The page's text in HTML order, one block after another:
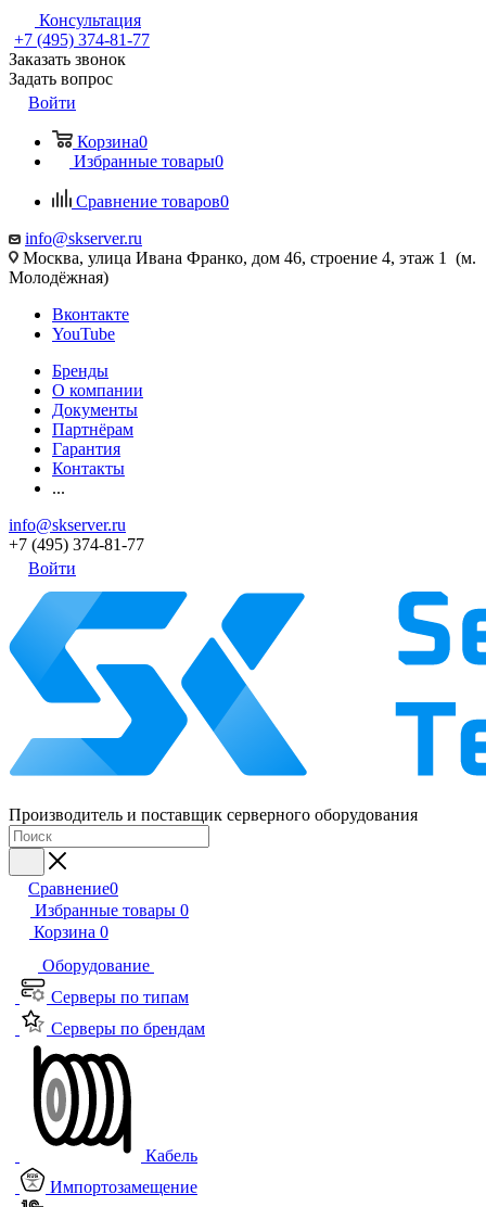
Консультация
+7 (495) 374-81-77
Заказать звонок
Задать вопрос
Войти
Корзина0
Избранные товары0
Сравнение товаров0
info@skserver.ru
Москва, улица Ивана Франко, дом 46, строение 4, этаж 1 (м.
Молодёжная)
Вконтакте
YouTube
Бренды
О компании
Документы
Партнёрам
Гарантия
Контакты
...
info@skserver.ru
+7 (495) 374-81-77
Войти
Производитель и поставщик серверного оборудования
Сравнение0
Избранные товары 0
Корзина 0
Оборудование
Серверы по типам
Серверы по брендам
Кабель
Импортозамещение